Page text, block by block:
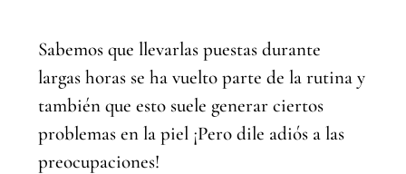
Sabemos que llevarlas puestas durante
largas horas se ha vuelto parte de la rutina y
también que esto suele generar ciertos
problemas en la piel ¡Pero dile adiós a las
preocupaciones!